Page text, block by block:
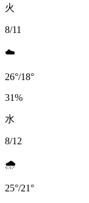
火
8/11
☁️
26°/18°
31%
水
8/12
🌧️
25°/21°